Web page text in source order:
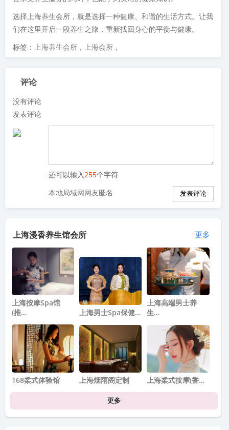
选择上海养生会所，就是选择一种健康、和谐的生活方式。让我
们在这里开启一段养生之旅，重新找回身心的平衡与健康。
标签：
上海养生会所 ， 上海会所 ，
评论
没有评论
发表评论
还可以输入 255个字符
本地局域网网友匿名
上海漫香养生馆会所 更多
上海按摩spa馆
(推…
上海男士Spa保健…
上海高端男士养
生…
168柔式体验馆 上海烟雨阁定制 上海柔式按摩(香…
更多